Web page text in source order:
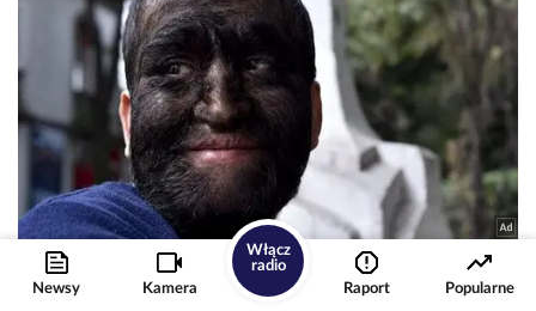
Newsy Kamera
Włącz
radio
Raport
Popularne